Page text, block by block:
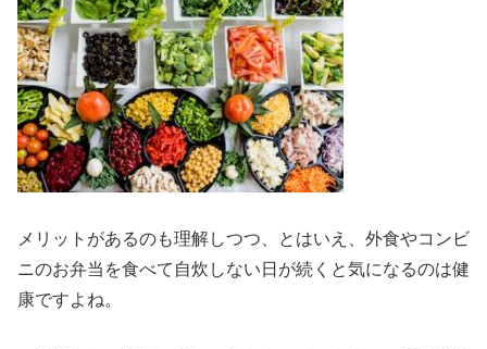
メリットがあるのも理解しつつ、とはいえ、外食やコンビ
ニのお弁当を食べて自炊しない日が続くと気になるのは健
康ですよね。